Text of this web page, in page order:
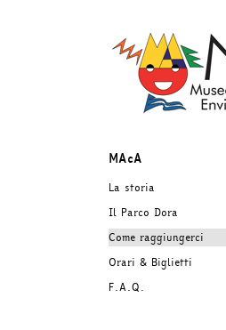
MAcA
La storia
Il Parco Dora
Come raggiungerci
Orari & Biglietti
F.A.Q.